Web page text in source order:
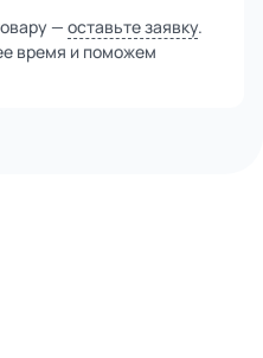
— оставьте заявку.
время и поможем